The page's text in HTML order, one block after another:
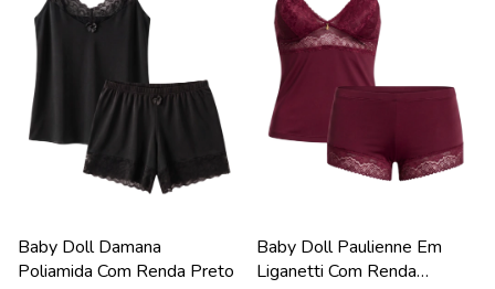
Baby Doll Damana
Poliamida Com Renda Preto
Baby Doll Paulienne Em
Liganetti Com Renda